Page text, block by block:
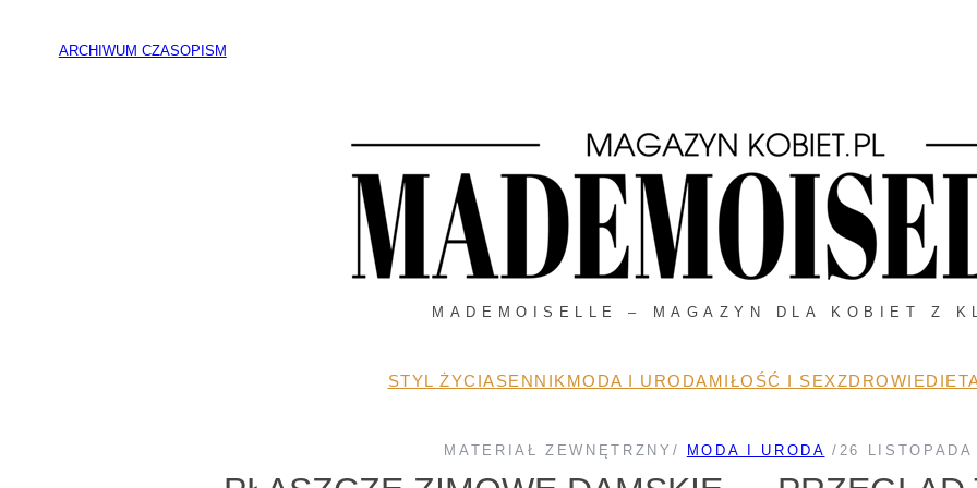
ARCHIWUM CZASOPISM
MADEMOISELLE – MAGAZYN DLA KOBIET Z
STYL ŻYCIASENNIK MODA I URODAMIŁOŚĆ I SEXZDROWIE
MATERIAŁ ZEWNĘTRZNY / MODA I URODA / 26 LISTOPADA